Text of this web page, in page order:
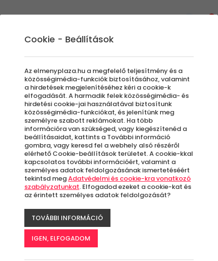
Vizen, Vízben, Víz alatt
Szűrők beállítása
Élmények
Rendezés:
Cookie - Beállítások
Az elmenyplaza.hu a megfelelő teljesítmény és a
közösségimédia-funkciók biztosításához, valamint
a hirdetések megjelenítéséhez kéri a cookie-k
elfogadását. A harmadik felek közösségimédia- és
hirdetési cookie-jai használatával biztosítunk
közösségimédia-funkciókat, és jelenítünk meg
személyre szabott reklámokat. Ha több
információra van szükséged, vagy kiegészítenéd a
beállításaidat, kattints a További információ
gombra, vagy keresd fel a webhely alsó részéről
elérhető Cookie-beállítások területet. A cookie-kkal
kapcsolatos további információért, valamint a
személyes adatok feldolgozásának ismertetéséért
tekintsd megAdatvédelmi és cookie-kra vonatkozó
szabályzatunkat. Elfogadod ezeket a cookie-kat és
az érintett személyes adatok feldolgozását?
TOVÁBBI INFORMÁCIÓ
IGEN, ELFOGADOM